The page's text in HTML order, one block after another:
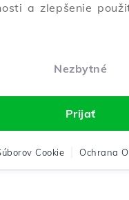
a zlepšenie
Nezbytné
Prijať
Cookie Ochrana
Klient Košík